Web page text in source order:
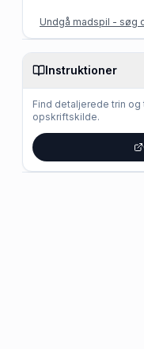
Undgå madspil - søg
Instruktioner
Find detaljerede trin
opskriftskilde.